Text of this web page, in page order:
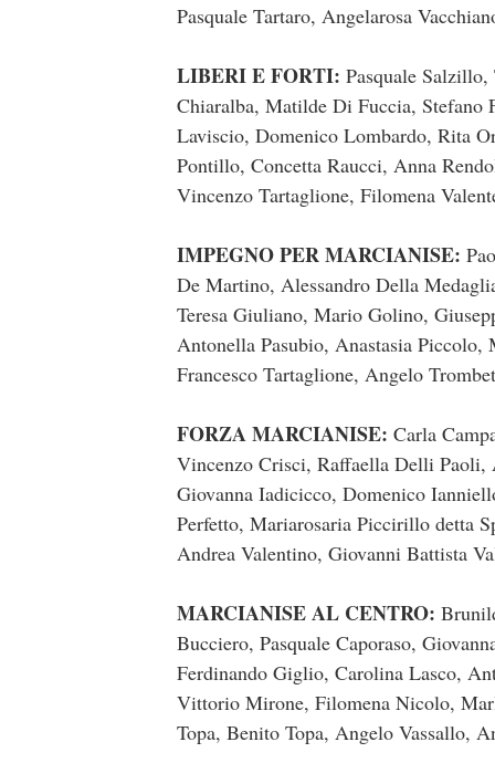
Pasquale Tartaro, Angelarosa
LIBERI E FORTI: Pasquale
Chiaralba, Matilde Di Fuccia, Stefano
Laviscio, Domenico Lombardo, Rita
Pontillo, Concetta Raucci, Anna
Vincenzo Tartaglione, Filomena
IMPEGNO PER MARCIANISE:
De Martino, Alessandro Della
Teresa Giuliano, Mario Golino,
Antonella Pasubio, Anastasia
Francesco Tartaglione, Angelo
FORZA MARCIANISE: Carla
Vincenzo Crisci, Raffaella Delli
Giovanna Iadicicco, Domenico
Perfetto, Mariarosaria Piccirillo detta
Andrea Valentino, Giovanni Battista
MARCIANISE AL CENTRO:
Bucciero, Pasquale Caporaso,
Ferdinando Giglio, Carolina Lasco,
Vittorio Mirone, Filomena Nicolo,
Topa, Benito Topa, Angelo Vassallo,